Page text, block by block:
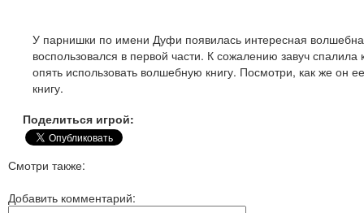
У парнишки по имени Дуфи появилась интересная
воспользовался в первой части. К сожалению завуч
опять использовать волшебную книгу. Посмотри, как же он
книгу.
Поделиться игрой:
Смотри также:
Добавить комментарий: